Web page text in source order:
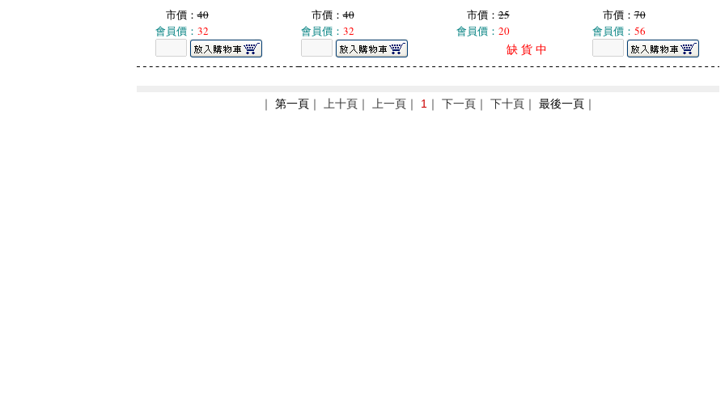
市價：40
會員價： 32
市價：40
會員價： 32
市價：25
會員價： 20
缺 貨 中
市價：70
會員價： 56
｜ 第一頁｜ 上十頁｜ 上一頁｜ 1 ｜ 下一頁｜ 下十頁｜ 最後一頁｜